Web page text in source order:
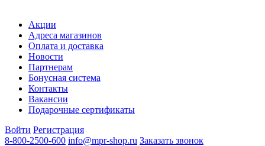
Акции
Адреса магазинов
Оплата и доставка
Новости
Партнерам
Бонусная система
Контакты
Вакансии
Подарочные сертификаты
Войти Регистрация
8-800-2500-600 info@mpr-shop.ru Заказать звонок